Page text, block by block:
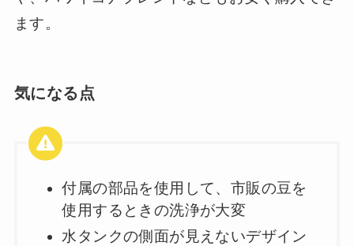
ます。
気になる点
付属の部品を使用して、市販の豆を
使用するときの洗浄が大変
水タンクの側面が見えないデザイン